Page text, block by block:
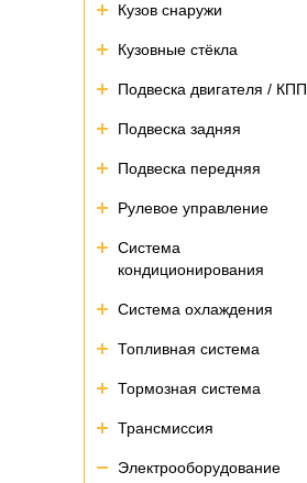
Кузов снаружи
Кузовные стёкла
Подвеска двигателя / КПП
Подвеска задняя
Подвеска передняя
Рулевое управление
Система
кондиционирования
Система охлаждения
Топливная система
Тормозная система
Трансмиссия
Электрооборудование